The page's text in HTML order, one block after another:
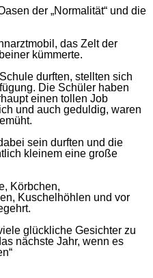
der „Normalität“ und die
das Zelt der
kümmerte.
durften, stellten sich
Die Schüler haben
einen tollen Job
und auch geduldig, waren
sein durften und die
kleinem eine große
Körbchen,
Kuschelhöhlen und vor
glückliche Gesichter zu
nächste Jahr, wenn es